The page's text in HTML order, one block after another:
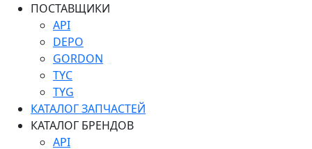
ПОСТАВЩИКИ
API
DEPO
GORDON
TYC
TYG
КАТАЛОГ ЗАПЧАСТЕЙ
КАТАЛОГ БРЕНДОВ
API